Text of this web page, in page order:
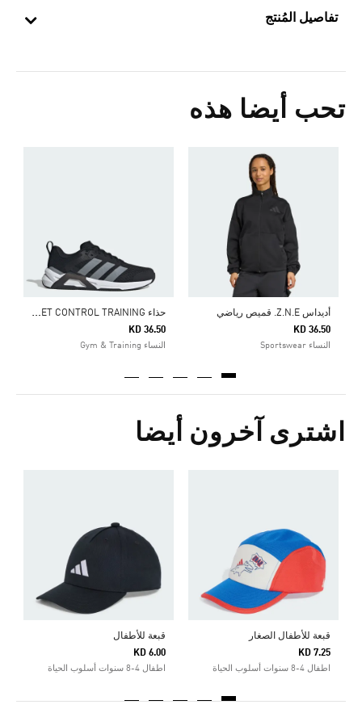
تفاصيل المُنتج
تحب أيضا هذه
أديداس Z.N.E. قميص رياضي
KD 36.50
النساء Sportswear
ح
ذاء DROPSET CONTROL TRAINING
KD 36.50
النساء Gym & Training
اشترى آخرون أيضا
قبعة للأطفال الصغار
KD 7.25
اطفال 4-8 سنوات أسلوب الحياة
قبعة للأطفال
KD 6.00
اطفال 4-8 سنوات أسلوب الحياة